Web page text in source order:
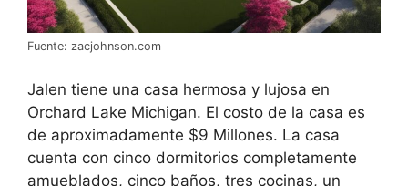
Fuente: zacjohnson.com
Jalen tiene una casa hermosa y lujosa en
Orchard Lake Michigan. El costo de la casa es
de aproximadamente $9 Millones. La casa
cuenta con cinco dormitorios completamente
amueblados, cinco baños, tres cocinas, un